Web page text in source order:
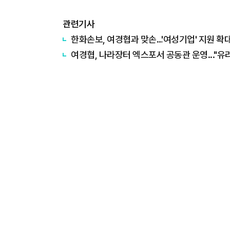
관련기사
한화손보, 여경협과 맞손…'여성기업' 지원 확
여경협, 나라장터 엑스포서 공동관 운영..."유